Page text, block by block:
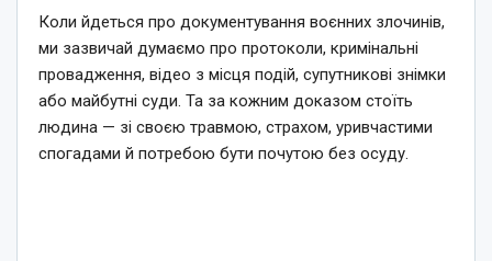
Коли йдеться про документування воєнних злочинів,
ми зазвичай думаємо про протоколи, кримінальні
провадження, відео з місця подій, супутникові знімки
або майбутні суди. Та за кожним доказом стоїть
людина — зі своєю травмою, страхом, уривчастими
спогадами й потребою бути почутою без осуду.